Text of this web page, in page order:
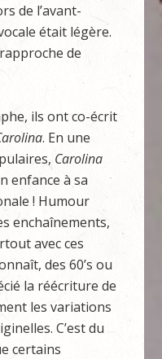
de l’avant-
était légère.
de
ils ont co-écrit
. En une
Carolina
enfance à sa
! Humour
enchaînements,
avec ces
des 60’s ou
la réécriture de
les variations
C’est du
certains